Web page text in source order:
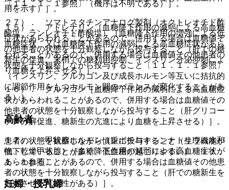
〔１１．１．１参照〕（機序は不明である）］。
２７）． ソマトスタチンアナログ製剤（オクトレオチド酢
酸塩、ランレオチド酢酸塩）［血糖降下作用の増強による低
血糖症状、又は血糖降下作用の減弱による高血糖症状があら
われることがあるので、併用する場合は血糖値その他患者の
状態を十分観察しながら投与すること〔１１．１．１参照〕
（インスリン、グルカゴン及び成長ホルモン等互いに拮抗的
に調節作用をもつホルモン間のバランスが変化することがあ
る）］。
高齢者
患者の状態を観察しながら慎重に投与すること（生理機能が
低下していることが多く、低血糖が起こりやすい）〔１１．
１．１参照〕。
妊婦・授乳婦
用を示す）］。
１５）． アドレナリン［血糖降下作用の減弱による高血糖
症状があらわれることがあるので、併用する場合は血糖値そ
の他患者の状態を十分観察しながら投与すること（肝での糖
新生の促進、末梢での糖利用抑制、インスリン分泌抑制によ
り血糖を上昇させる）］。
１６）． グルカゴン［血糖降下作用の減弱による高血糖症
状があらわれることがあるので、併用する場合は血糖値その
他患者の状態を十分観察しながら投与すること（肝グリコー
ゲン分解促進、糖新生の亢進により血糖を上昇させる）］。
１７）． 甲状腺ホルモン（レボチロキシンナトリウム水和
物、乾燥甲状腺）［血糖降下作用の減弱による高血糖症状が
あらわれることがあるので、併用する場合は血糖値その他患
者の状態を十分観察しながら投与すること（肝での糖新生を
亢進させる可能性がある）］。